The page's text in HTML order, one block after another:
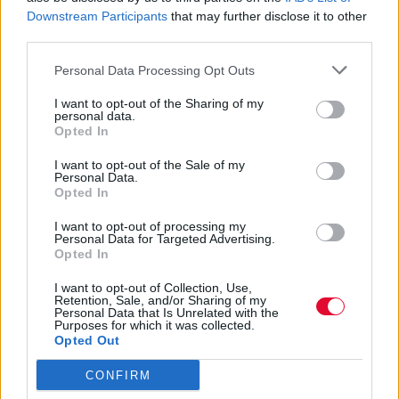
Downstream Participants that may further disclose it to other
Personal Data Processing Opt Outs
I want to opt-out of the Sharing of my
personal data.
Opted In
I want to opt-out of the Sale of my
Personal Data.
Opted In
I want to opt-out of processing my
Personal Data for Targeted Advertising.
Opted In
I want to opt-out of Collection, Use,
Retention, Sale, and/or Sharing of my
Personal Data that Is Unrelated with the
Purposes for which it was collected.
Opted Out
CONFIRM
Σε μία εποχή που οι περισσότερες από τις γυναίκες
που επηρεάζουν εκατομμύρια νέους παλινδρομούν
ανάμεσα σε σειρές καλλυντικών, shapewear, vagina
candles και ό,τι να ‘ναι wellness υπερβολές, η Dua
αποτελεί μια εξαίρεση που ανακουφίζει. Ένα
πρότυπο που δεν στηρίζεται στην
εμπορευματοποίηση της ανασφάλειας, αλλά στην
περιέργεια, την καλλιέργεια και τη διαρκή εξέλιξη.
Και ίσως γι' αυτό μας προδιαθέτει να πιστέψουμε
πως τα καλύτερα έρχονται.